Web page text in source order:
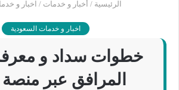
الرئيسية / أخبار و خدمات / اخبار و
اخبار و خدمات السعودية
خطوات سداد و
المرافق عبر